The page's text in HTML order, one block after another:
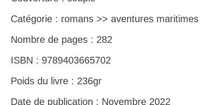
Catégorie : romans >> aventures maritimes
Nombre de pages : 282
ISBN : 9789403665702
Poids du livre : 236gr
Date de publication : Novembre 2022